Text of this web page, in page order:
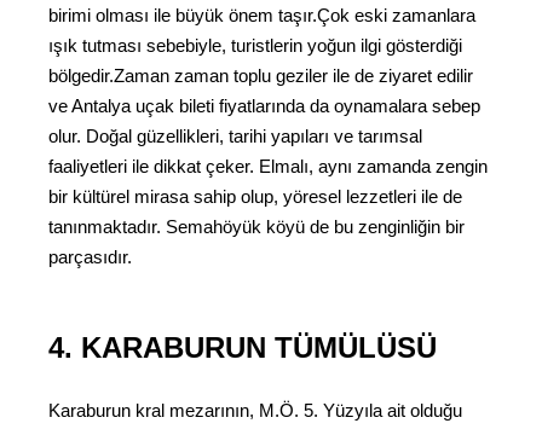
birimi olması ile büyük önem taşır.Çok eski zamanlara
ışık tutması sebebiyle, turistlerin yoğun ilgi gösterdiği
bölgedir.Zaman zaman toplu geziler ile de ziyaret edilir
ve Antalya uçak bileti fiyatlarında da oynamalara sebep
olur. Doğal güzellikleri, tarihi yapıları ve tarımsal
faaliyetleri ile dikkat çeker. Elmalı, aynı zamanda zengin
bir kültürel mirasa sahip olup, yöresel lezzetleri ile de
tanınmaktadır. Semahöyük köyü de bu zenginliğin bir
parçasıdır.
4. KARABURUN TÜMÜLÜSÜ
Karaburun kral mezarının, M.Ö. 5. Yüzyıla ait olduğu